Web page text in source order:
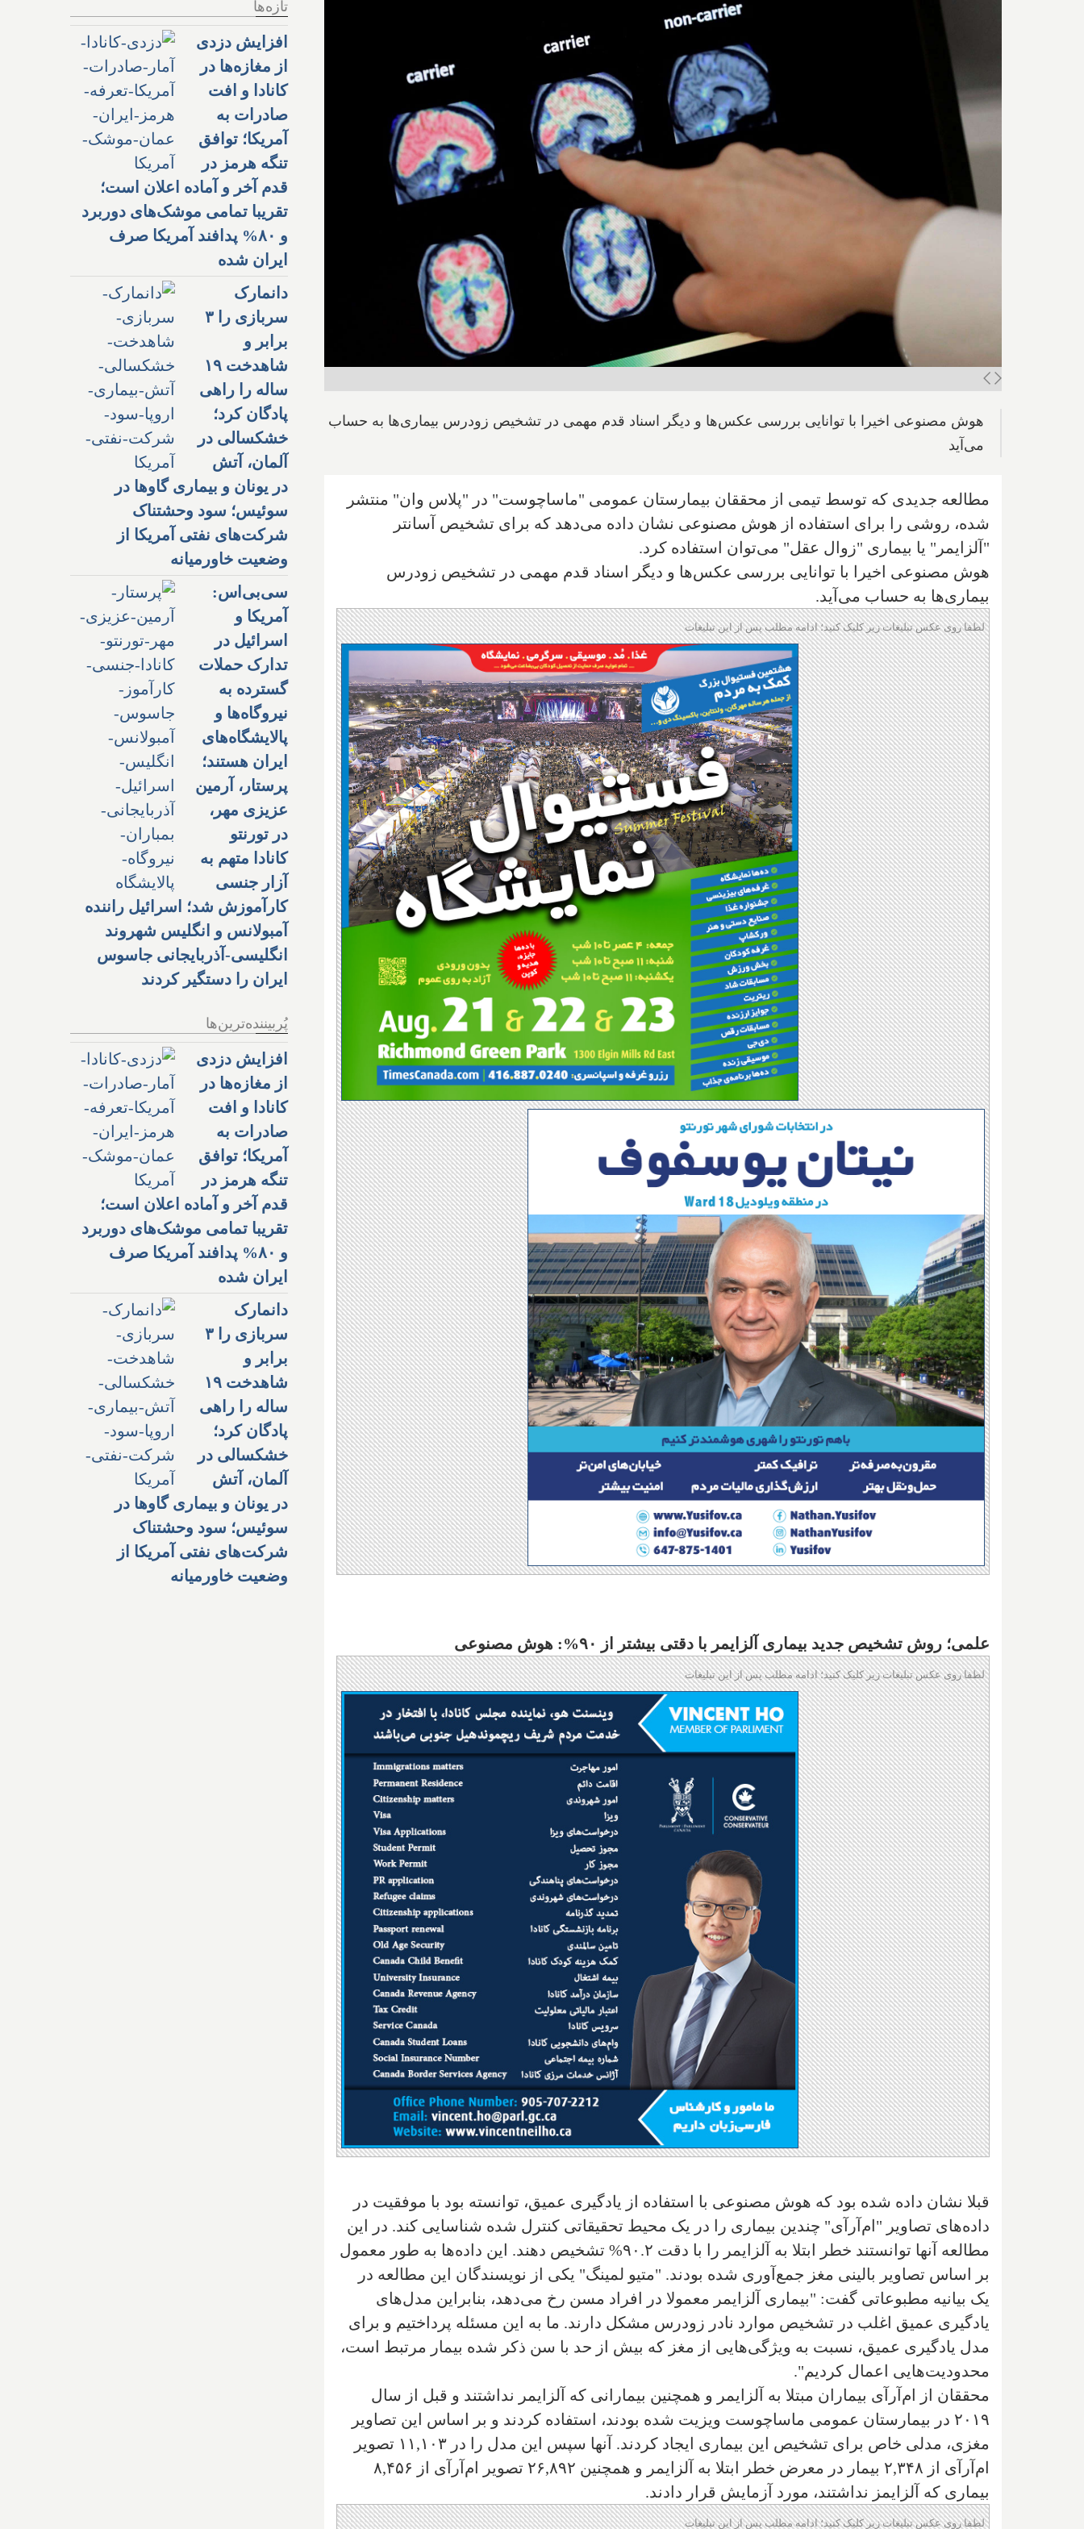
هوش مصنوعی اخیرا با توانایی بررسی عکس‌ها و دیگر اسناد قدم مهمی در تشخیص زودرس بیماری‌ها به حساب
می‌آید
مطالعه جدیدی که توسط تیمی از محققان بیمارستان عمومی "ماساچوست" در "پلاس وان" منتشر
شده، روشی را برای استفاده از هوش مصنوعی نشان داده می‌دهد که برای تشخیص آسانتر
"آلزایمر" یا بیماری "زوال عقل" می‌توان استفاده کرد.
هوش مصنوعی اخیرا با توانایی بررسی عکس‌ها و دیگر اسناد قدم مهمی در تشخیص زودرس
بیماری‌ها به حساب می‌آید.
لطفا روی عکس تبلیغات زیر کلیک کنید؛ ادامه مطلب پس از این تبلیغات
علمی؛ روش تشخیص جدید بیماری آلزایمر با دقتی بیشتر از ۹۰%: هوش مصنوعی
لطفا روی عکس تبلیغات زیر کلیک کنید؛ ادامه مطلب پس از این تبلیغات
قبلا نشان داده شده بود که هوش مصنوعی با استفاده از یادگیری عمیق، توانسته بود با موفقیت در
داده‌های تصاویر "ام‌آرآی" چندین بیماری را در یک محیط تحقیقاتی کنترل شده شناسایی کند. در این
مطالعه آنها توانستند خطر ابتلا به آلزایمر را با دقت ۹۰.۲% تشخیص دهند. این داده‌ها به طور معمول
بر اساس تصاویر بالینی مغز جمع‌آوری شده بودند. "متیو لمینگ" یکی از نویسندگان این مطالعه در
یک بیانیه مطبوعاتی گفت: "بیماری آلزایمر معمولا در افراد مسن رخ می‌دهد، بنابراین مدل‌های
یادگیری عمیق اغلب در تشخیص موارد نادر زودرس مشکل دارند. ما به این مسئله پرداختیم و برای
مدل یادگیری عمیق، نسبت به ویژگی‌هایی از مغز که بیش از حد با سن ذکر شده بیمار مرتبط است،
محدودیت‌هایی اعمال کردیم".
محققان از ام‌آرآی بیماران مبتلا به آلزایمر و همچنین بیمارانی که آلزایمر نداشتند و قبل از سال
۲۰۱۹ در بیمارستان عمومی ماساچوست ویزیت شده بودند، استفاده کردند و بر اساس این تصاویر
مغزی، مدلی خاص برای تشخیص این بیماری ایجاد کردند. آنها سپس این مدل را در ۱۱,۱۰۳ تصویر
ام‌آرآی از ۲,۳۴۸ بیمار در معرض خطر ابتلا به آلزایمر و همچنین ۲۶,۸۹۲ تصویر ام‌آرآی از ۸,۴۵۶
بیماری که آلزایمز نداشتند، مورد آزمایش قرار دادند.
لطفا روی عکس تبلیغات زیر کلیک کنید؛ ادامه مطلب پس از این تبلیغات
تازه‌ها
افزایش دزدی
از مغازه‌ها در
کانادا و افت
صادرات به
آمریکا؛ توافق
تنگه هرمز در
قدم آخر و آماده اعلان است؛
تقریبا تمامی موشک‌های دوربرد
و ۸۰% پدافند آمریکا صرف
ایران شده
دانمارک
سربازی را ۳
برابر و
شاهدخت ۱۹
ساله را راهی
پادگان کرد؛
خشکسالی در
آلمان، آتش
در یونان و بیماری گاوها در
سوئیس؛ سود وحشتناک
شرکت‌های نفتی آمریکا از
وضعیت خاورمیانه
سی‌بی‌اس:
آمریکا و
اسرائیل در
تدارک حملات
گسترده به
نیروگاه‌ها و
پالایشگاه‌های
ایران هستند؛
پرستار، آرمین
عزیزی مهر،
در تورنتو
کانادا متهم به
آزار جنسی
کارآموزش شد؛ اسرائیل راننده
آمبولانس و انگلیس شهروند
انگلیسی-آذربایجانی جاسوس
ایران را دستگیر کردند
پُربیننده‌ترین‌ها
افزایش دزدی
از مغازه‌ها در
کانادا و افت
صادرات به
آمریکا؛ توافق
تنگه هرمز در
قدم آخر و آماده اعلان است؛
تقریبا تمامی موشک‌های دوربرد
و ۸۰% پدافند آمریکا صرف
ایران شده
دانمارک
سربازی را ۳
برابر و
شاهدخت ۱۹
ساله را راهی
پادگان کرد؛
خشکسالی در
آلمان، آتش
در یونان و بیماری گاوها در
سوئیس؛ سود وحشتناک
شرکت‌های نفتی آمریکا از
وضعیت خاورمیانه